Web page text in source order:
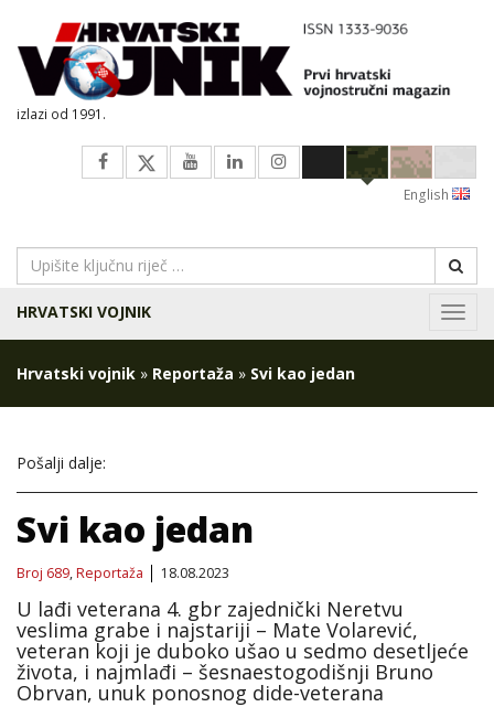
izlazi od 1991.
English
HRVATSKI VOJNIK
Hrvatski vojnik » Reportaža » Svi kao jedan
Pošalji dalje:
Svi kao jedan
Broj 689,Reportaža 18.08.2023
U lađi veterana 4. gbr zajednički Neretvu
veslima grabe i najstariji – Mate Volarević,
veteran koji je duboko ušao u sedmo desetljeće
života, i najmlađi – šesnaestogodišnji Bruno
Obrvan, unuk ponosnog dide-veterana